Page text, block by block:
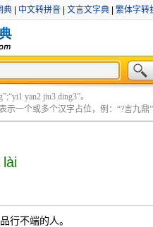
典 中文转拼音 文言文字典 繁体字转
yan2 jiu3 ding3”。
一个或多个汉字占位，例：“?言九鼎”
lài
行不端的人。